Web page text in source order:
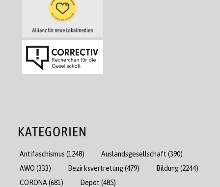
KATEGORIEN
Antifaschismus (1248) Auslandsgesellschaft (390)
AWO (333) Bezirksvertretung(479) Bildung(2244)
CORONA (681) Depot (485)